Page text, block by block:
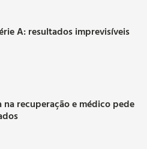
A: resultados imprevisíveis
recuperação e médico pede